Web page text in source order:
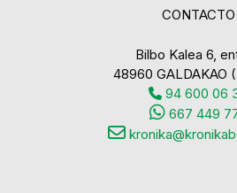
CONTACTO
Bilbo Kalea 6,
48960 GALDAKAO
94 600 06
667 449